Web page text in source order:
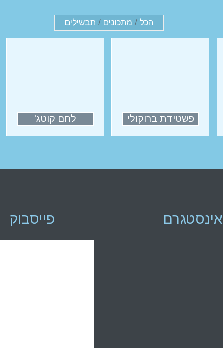
הכל / מתכונים / תבשילים
פשטידת ברוקולי לחם קוטג'
אינסטגרם פייסבוק